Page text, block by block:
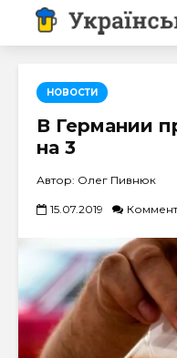
НОВОСТИ
В Германии
на 3
Автор: Олег Пивнюк
15.07.2019